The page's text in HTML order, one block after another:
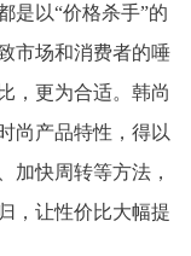
是以“价格杀手”的
市场和消费者的唾
，更为合适。韩尚
尚产品特性，得以
加快周转等方法，
，让性价比大幅提